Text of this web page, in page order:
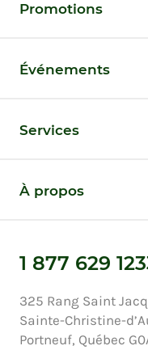
Promotions
Événements
Services
À propos
1 877 629
325 Rang Saint
Sainte-Christine-
Portneuf, Québec